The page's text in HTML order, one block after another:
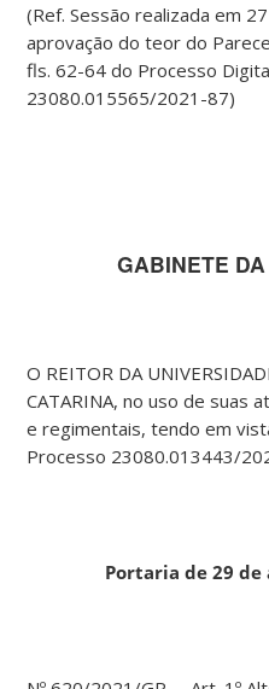
(Ref. Sessão realizada em
aprovação do teor do
fls. 62-64 do Processo
23080.015565/2021-87)
GABINETE
O REITOR DA
CATARINA, no uso de suas
e regimentais, tendo em
Processo 23080.013443/
Portaria de 29 de